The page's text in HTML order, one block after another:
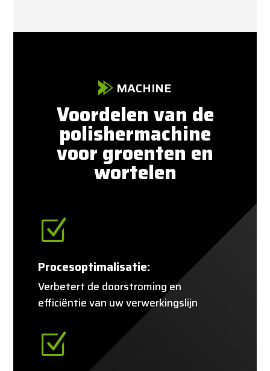
MACHINE
Voordelen van de
polishermachine
voor groenten en
wortelen
Z
Procesoptimalisatie:
Verbetert de doorstroming en
efficiëntie van uw verwerkingslijn
Z